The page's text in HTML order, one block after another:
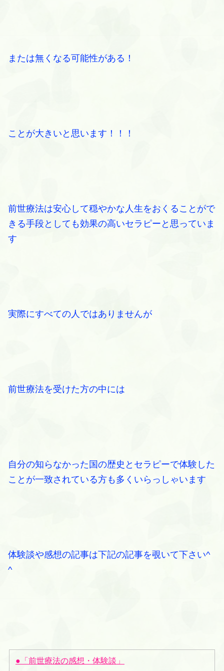
または無くなる可能性がある！
ことが大きいと思います！！！
前世療法は安心して穏やかな人生をおくることがで
きる手段としても効果の高いセラピーと思っていま
す
実際にすべての人ではありませんが
前世療法を受けた方の中には
自分の知らなかった国の歴史とセラピーで体験した
ことが一致されている方も多くいらっしゃいます
体験談や感想の記事は下記の記事を覗いて下さい^
^
●「前世療法の感想・体験談」